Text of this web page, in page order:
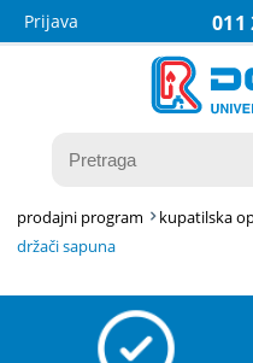
011
Prijava
prodajni program kupatilska
držači sapuna